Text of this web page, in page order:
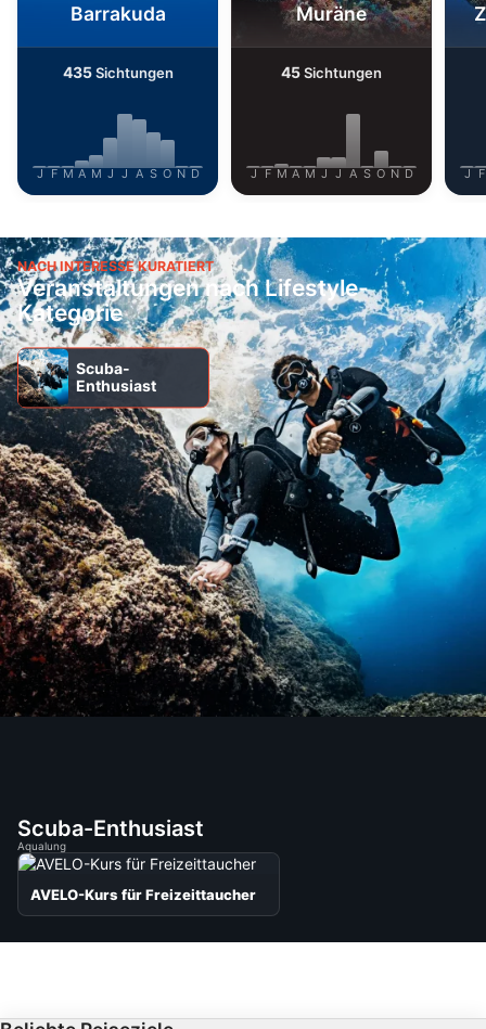
Barrakuda
435Sichtungen
J F M A M J J A S O N D
Muräne
45Sichtungen
J F M A M J J A S O N D J F
NACH INTERESSE KURATIERT
Veranstaltungen nach Lifestyle-
Kategorie
Scuba-
Enthusiast
Scuba-Enthusiast
Aqualung
AVELO-Kurs für Freizeittaucher
Geräte anhand von aktiv angeforderten
Nicht-IAB-Verarbeitungszwecke:
Funktional
Werbung